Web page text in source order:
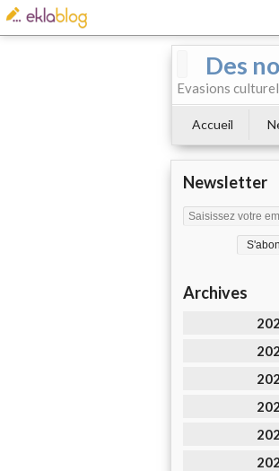
Des
Evasions
Accueil
Newsletter
Archives